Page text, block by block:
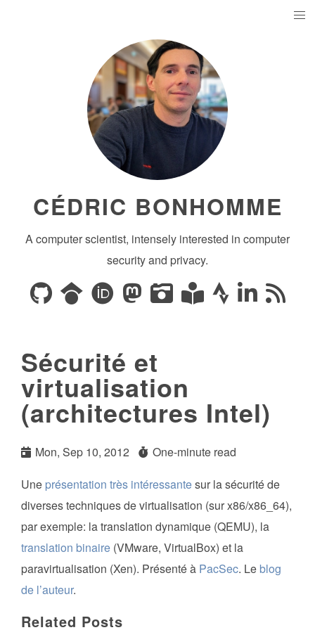
CÉDRIC BONHOMME
A computer scientist, intensely interested in computer
security and privacy.
Sécurité et
virtualisation
(architectures Intel)
Mon, Sep 10, 2012
One-minute read
Une présentation très intéressantesur la sécurité de
diverses techniques de virtualisation (sur x86/x86_64),
par exemple: la translation dynamique (QEMU), la
translation binaire (VMware, VirtualBox) et la
paravirtualisation (Xen). Présenté à PacSec. Le blog
de l’auteur.
Related Posts